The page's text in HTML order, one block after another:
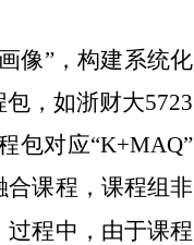
像”，构建系统化
，如浙财大5723
包对应“K+MAQ”
合课程，课程组非
程中，由于课程